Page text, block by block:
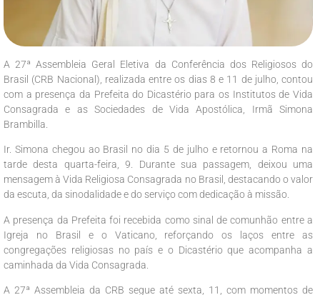
A 27ª Assembleia Geral Eletiva da Conferência dos Religiosos do
Brasil (CRB Nacional), realizada entre os dias 8 e 11 de julho, contou
com a presença da Prefeita do Dicastério para os Institutos de Vida
Consagrada e as Sociedades de Vida Apostólica, Irmã Simona
Brambilla.
Ir. Simona chegou ao Brasil no dia 5 de julho e retornou a Roma na
tarde desta quarta-feira, 9. Durante sua passagem, deixou uma
mensagem à Vida Religiosa Consagrada no Brasil, destacando o valor
da escuta, da sinodalidade e do serviço com dedicação à missão.
A presença da Prefeita foi recebida como sinal de comunhão entre a
Igreja no Brasil e o Vaticano, reforçando os laços entre as
congregações religiosas no país e o Dicastério que acompanha a
caminhada da Vida Consagrada.
A 27ª Assembleia da CRB segue até sexta, 11, com momentos de